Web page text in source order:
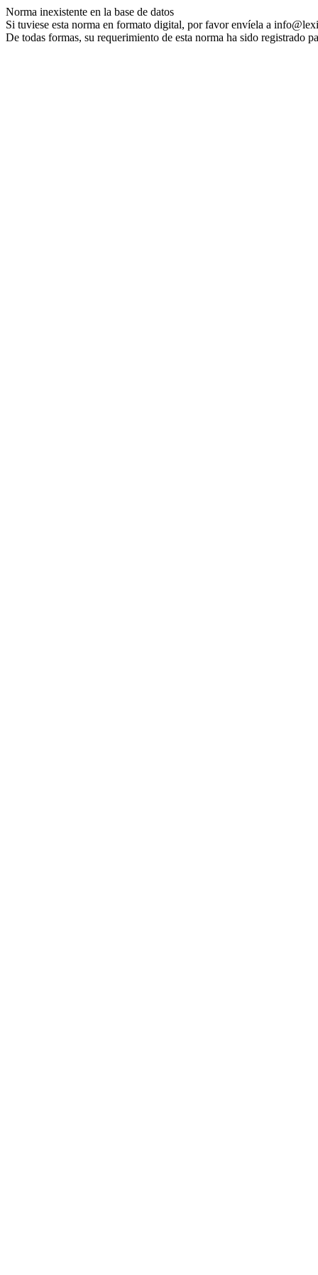
Norma inexistente en la base de datos
Si tuviese esta norma en formato digital, por favor envíela a
De todas formas, su requerimiento de esta norma ha sido registrado